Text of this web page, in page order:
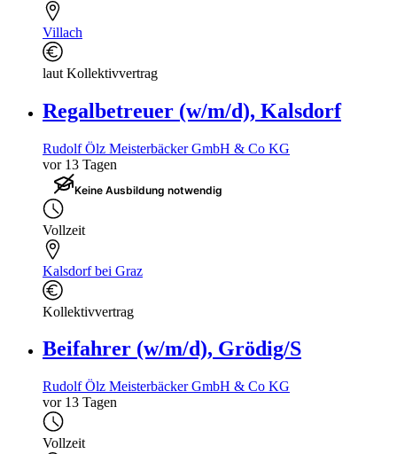
Villach
laut Kollektivvertrag
Regalbetreuer (w/m/d), Kalsdorf
Rudolf Ölz Meisterbäcker GmbH & Co KG
vor 13 Tagen
Keine Ausbildung notwendig
Vollzeit
Kalsdorf bei Graz
Kollektivvertrag
Beifahrer (w/m/d), Grödig/S
Rudolf Ölz Meisterbäcker GmbH & Co KG
vor 13 Tagen
Vollzeit